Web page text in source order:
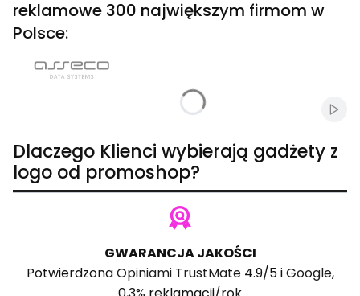
reklamowe 300 największym firmom w
Polsce:
Dlaczego Klienci wybierają gadżety z
logo od promoshop?
GWARANCJA JAKOŚCI
PotwierdzonaOpiniami TrustMate4.9/5 iGoogle,